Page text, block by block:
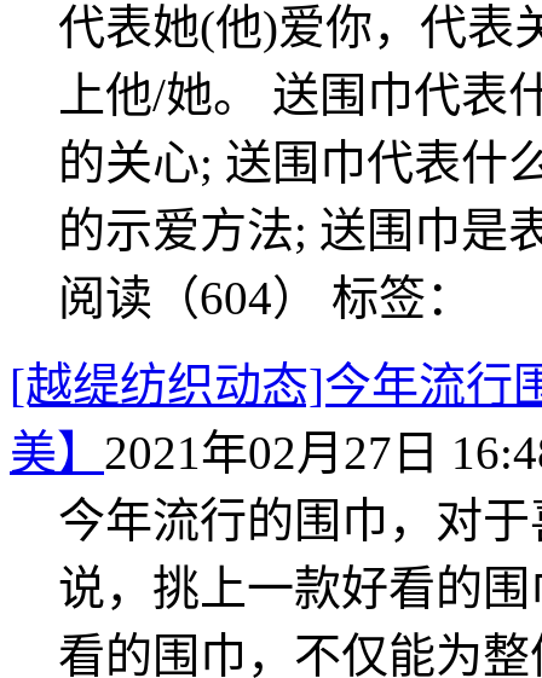
代表她(他)爱你，代表
上他/她。 送围巾代表
的关心; 送围巾代表什
的示爱方法; 送围巾是
阅读（604） 标签：
[越缇纺织动态]今年流行
美】 2021年02月27日
今年流行的围巾，对
说，挑上一款好看的
看的围巾，不仅能为